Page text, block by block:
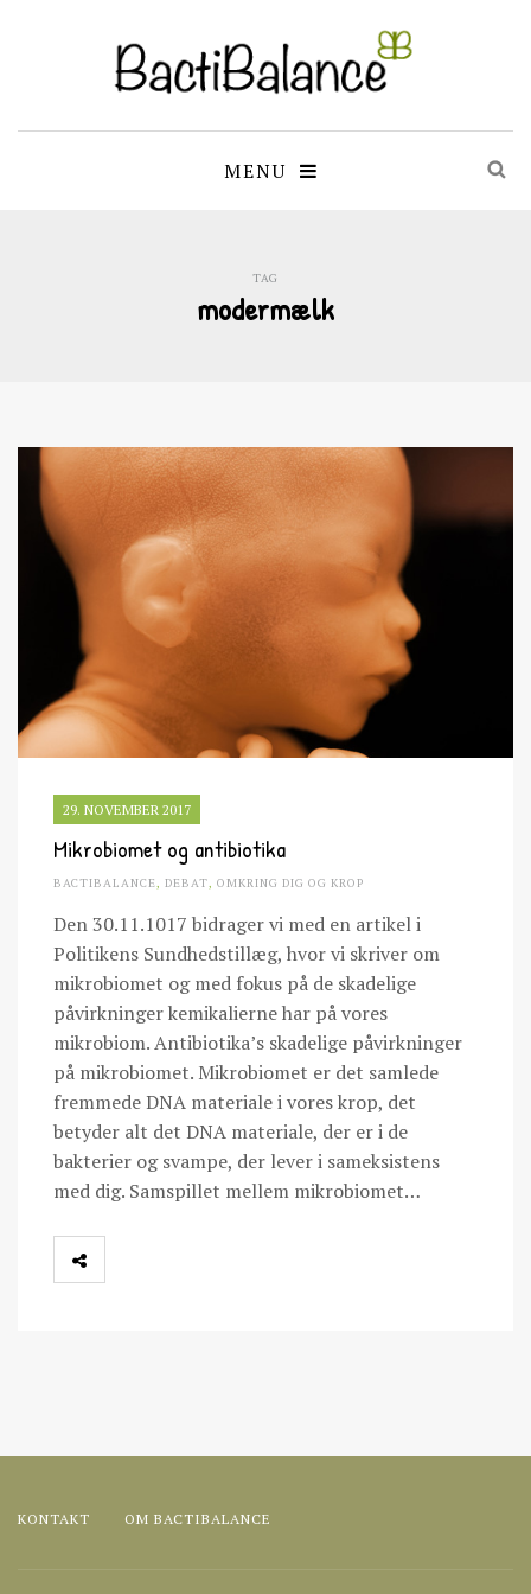
MENU
TAG
modermælk
29. NOVEMBER 2017
Mikrobiomet og antibiotika
BACTIBALANCE, DEBAT, OMKRING DIG OG KROP
Den 30.11.1017 bidrager vi med en artikel i
Politikens Sundhedstillæg, hvor vi skriver om
mikrobiomet og med fokus på de skadelige
påvirkninger kemikalierne har på vores
mikrobiom. Antibiotika’s skadelige påvirkninger
på mikrobiomet. Mikrobiomet er det samlede
fremmede DNA materiale i vores krop, det
betyder alt det DNA materiale, der er i de
bakterier og svampe, der lever i sameksistens
med dig. Samspillet mellem mikrobiomet…
KONTAKT OM BACTIBALANCE